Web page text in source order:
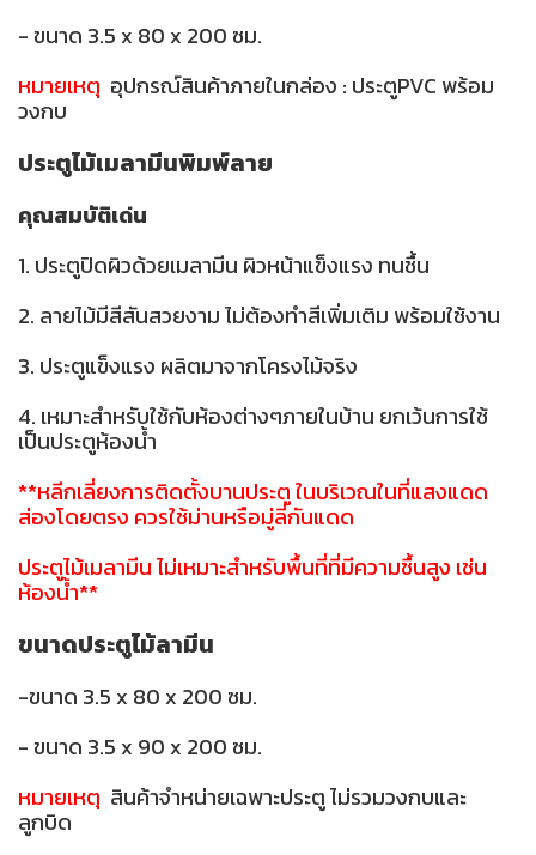
- ขนาด 3.5 x 80 x 200 ซม.
หมายเหตุ อุปกรณ์สินค้าภายในกล่อง : ประตูPVC พร้อม
วงกบ
ประตูไม้เมลามีนพิมพ์ลาย
คุณสมบัติเด่น
1. ประตูปิดผิวด้วยเมลามีน ผิวหน้าแข็งแรง ทนชื้น
2. ลายไม้มีสีสันสวยงาม ไม่ต้องทำสีเพิ่มเติม พร้อมใช้งาน
3. ประตูแข็งแรง ผลิตมาจากโครงไม้จริง
4. เหมาะสำหรับใช้กับห้องต่างๆภายในบ้าน ยกเว้นการใช้
เป็นประตูห้องน้ำ
**หลีกเลี่ยงการติดตั้งบานประตู ในบริเวณในที่แสงแดด
ส่องโดยตรง ควรใช้ม่านหรือมู่ลี่กันแดด
ประตูไม้เมลามีน ไม่เหมาะสำหรับพื้นที่ที่มีความชื้นสูง เช่น
ห้องน้ำ**
ขนาดประตูไม้ลามีน
-ขนาด 3.5 x 80 x 200 ซม.
- ขนาด 3.5 x 90 x 200 ซม.
หมายเหตุ สินค้าจำหน่ายเฉพาะประตู ไม่รวมวงกบและ
ลูกบิด